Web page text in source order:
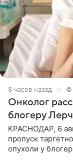
8 часов назад ©
Онколог
блогеру
КРАСНОДАР, 6
пропуск
опухоли у